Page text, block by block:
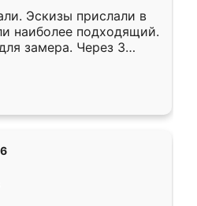
Эскизы прислали в
наиболее подходящий.
замера. Через 3
готова. Остались
Ренессанс
работу!